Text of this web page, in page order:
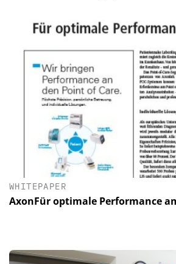
WHITEPAPER
AxonFür optimale Performance